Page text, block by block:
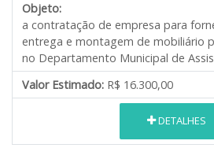
Objeto:
a contratação de empresa para
entrega e montagem de mobiliário
no Departamento Municipal de
Valor Estimado: R$ 16.300,00
DETALHES